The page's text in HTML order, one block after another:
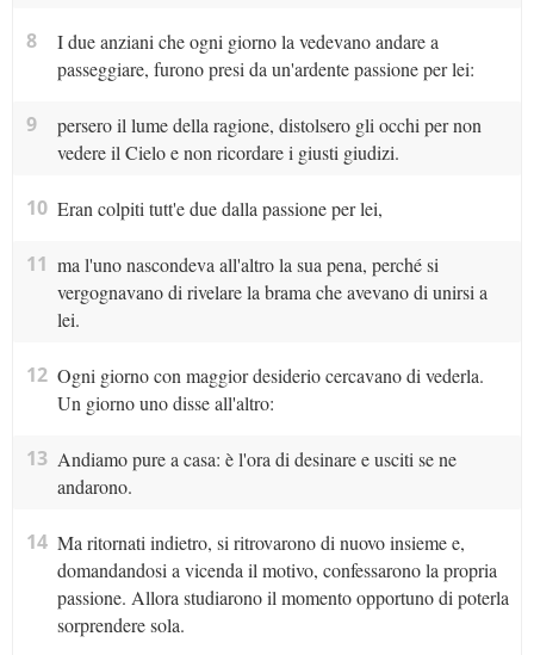
8
I due anziani che ogni giorno la vedevano andare a
passeggiare, furono presi da un'ardente passione per lei:
9
persero il lume della ragione, distolsero gli occhi per non
vedere il Cielo e non ricordare i giusti giudizi.
10 Eran colpiti tutt'e due dalla passione per lei,
11 ma l'uno nascondeva all'altro la sua pena, perché si
vergognavano di rivelare la brama che avevano di unirsi a
lei.
12 Ogni giorno con maggior desiderio cercavano di vederla.
Un giorno uno disse all'altro:
13 Andiamo pure a casa: è l'ora di desinare e usciti se ne
andarono.
14 Ma ritornati indietro, si ritrovarono di nuovo insieme e,
domandandosi a vicenda il motivo, confessarono la propria
passione. Allora studiarono il momento opportuno di poterla
sorprendere sola.